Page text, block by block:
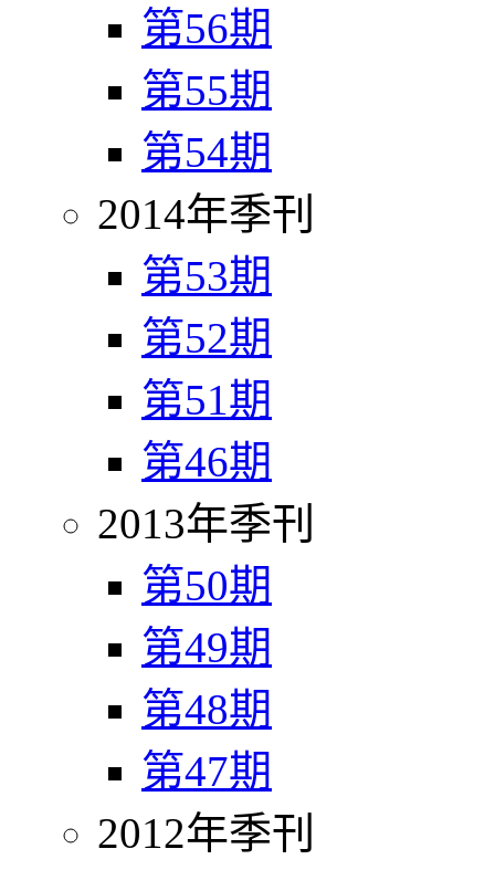
第56期
第55期
第54期
2014年季刊
第53期
第52期
第51期
第46期
2013年季刊
第50期
第49期
第48期
第47期
2012年季刊